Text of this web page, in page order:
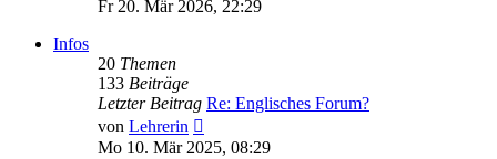
Fr 20. Mär 2026, 22:29
Infos
20 Themen
133 Beiträge
Letzter Beitrag Re: Englisches Forum?
von Lehrerin
Beitrag
Mo 10. Mär 2025, 08:29